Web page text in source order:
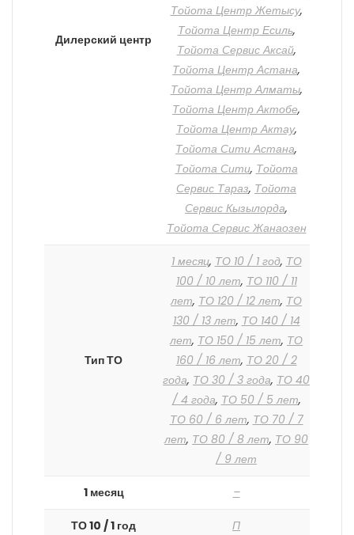
Дилерский центр
Тойота Центр Жетысу,
Тойота Центр Есиль,
Тойота Сервис Аксай,
Тойота Центр Астана,
Тойота Центр Алматы,
Тойота Центр Актобе,
Тойота Центр Актау,
Тойота Сити Астана,
Тойота Сити, Тойота
Сервис Тараз, Тойота
Сервис Кызылорда,
Тойота Сервис Жанаозен
Тип ТО
1 месяц, ТО 10 / 1 год, ТО
100 / 10 лет, ТО 110 / 11
лет, ТО 120 / 12 лет, ТО
130 / 13 лет, ТО 140 / 14
лет, ТО 150 / 15 лет, ТО
160 / 16 лет, ТО 20 / 2
года, ТО 30 / 3 года, ТО 40
/ 4 года, ТО 50 / 5 лет,
ТО 60 / 6 лет, ТО 70 / 7
лет, ТО 80 / 8 лет, ТО 90
/ 9 лет
1 месяц –
ТО 10 / 1 год П